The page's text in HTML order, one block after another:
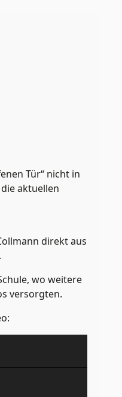
Tür“ nicht in
aktuellen
direkt aus
wo weitere
versorgten.